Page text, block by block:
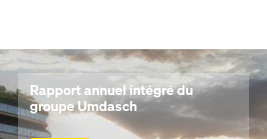
Rapport annuel intégré du
groupe Umdasch